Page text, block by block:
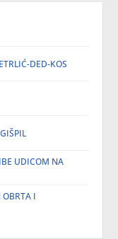
DED-KOS
UDICOM NA
OBRTA I